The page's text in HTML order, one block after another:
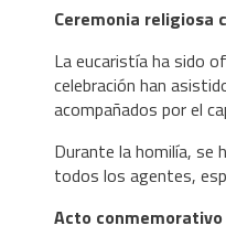
Ceremonia religiosa
La eucaristía ha sido
celebración han
acompañados por el
Durante la homilía, se
todos los agentes,
Acto conmemorativo